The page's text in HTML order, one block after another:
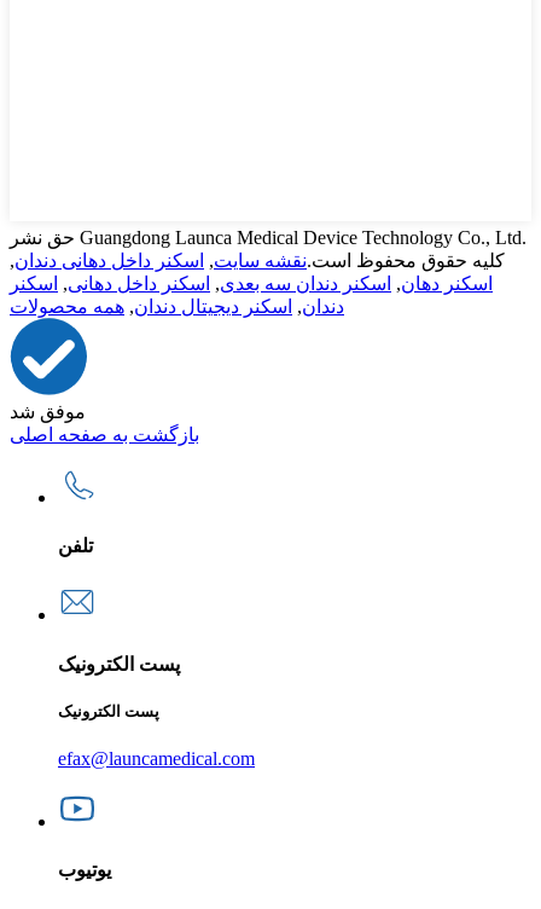
حق نشر Guangdong Launca Medical Device Technology Co., Ltd.
کلیه حقوق محفوظ است.نقشه سایت, اسکنر داخل دهانی دندان,
اسکنر دهان, اسکنر دندان سه بعدی, اسکنر داخل دهانی, اسکنر
دندان, اسکنر دیجیتال دندان, همه محصولات
موفق شد
بازگشت به صفحه اصلی
تلفن
پست الکترونیک
پست الکترونیک
efax@launcamedical.com
یوتیوب